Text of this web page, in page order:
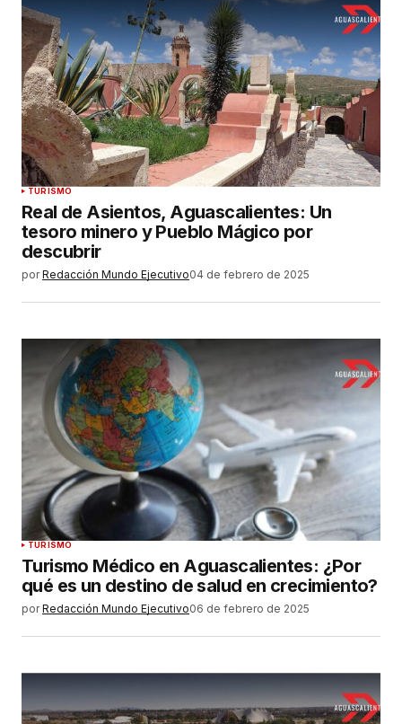
TURISMO
Real de Asientos, Aguascalientes: Un
tesoro minero y Pueblo Mágico por
descubrir
por Redacción Mundo Ejecutivo04 de febrero de 2025
TURISMO
Turismo Médico en Aguascalientes: ¿Por
qué es un destino de salud en crecimiento?
por Redacción Mundo Ejecutivo06 de febrero de 2025